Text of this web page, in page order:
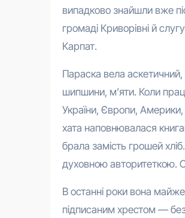
випадково знайшли вже
громаді Криворівні й
Карпат.
Параска вела
шипшини, м’яти. Коли
України, Європи,
хата наповнювалася
брала замість грошей
духовною авторитеткою.
В останні роки вона
підписаним хрестом —